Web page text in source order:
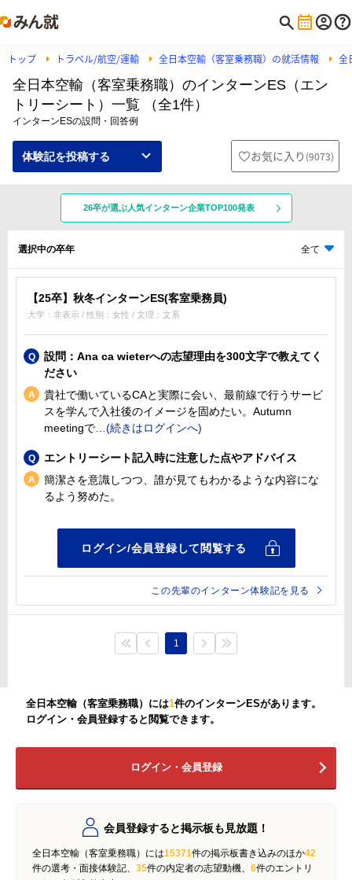
トップ トラベル/航空/運輸 全日本空輸（客室乗務職）の就活情報 全
全日本空輸（客室乗務職）のインターンES（エン
トリーシート）一覧 （全1件）
インターンESの設問・回答例
体験記を投稿する お気に入り (9073)
26卒が選ぶ人気インターン企業TOP100発表
選択中の卒年 全て
【25卒】秋冬インターンES(客室乗務員)
大学：非表示 / 性別：女性 / 文理：文系
設問：Ana ca wieterへの志望理由を300文字で教えてく
ださい
貴社で働いているCAと実際に会い、最前線で行うサービ
スを学んで入社後のイメージを固めたい。Autumn
meetingで
エントリーシート記入時に注意した点やアドバイス
簡潔さを意識しつつ、誰が見てもわかるような内容にな
るよう努めた。
この先輩のインターン体験記を見る
1
全日本空輸（客室乗務職）には1件のインターンESがあります。
ログイン・会員登録すると閲覧できます。
ログイン・会員登録
会員登録すると掲示板も見放題！
全日本空輸（客室乗務職）には15371件の掲示板書き込みのほか42
件の選考・面接体験記、 35件の内定者の志望動機、 6件のエントリ